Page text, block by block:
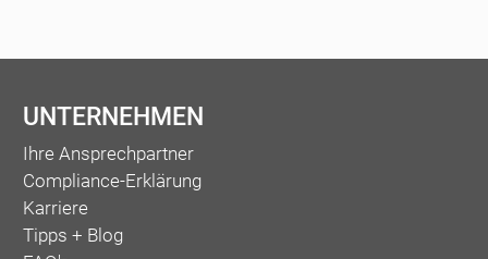
UNTERNEHMEN
Ihre Ansprechpartner
Compliance-Erklärung
Karriere
Tipps + Blog